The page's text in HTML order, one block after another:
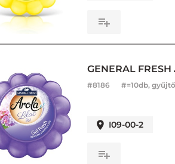
GENERAL FRESH
#8186 #=10db,
I09-00-2